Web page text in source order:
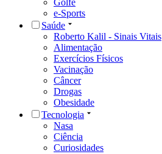
Golfe
e-Sports
Saúde
Roberto Kalil - Sinais Vitais
Alimentação
Exercícios Físicos
Vacinação
Câncer
Drogas
Obesidade
Tecnologia
Nasa
Ciência
Curiosidades